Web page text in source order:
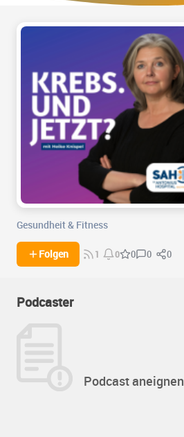
Gesundheit & Fitness
Folgen 1 0 0 0 0
Podcaster
Podcast aneignen